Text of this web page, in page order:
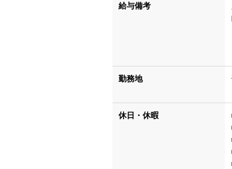
給与備考
勤務地
休日・休暇